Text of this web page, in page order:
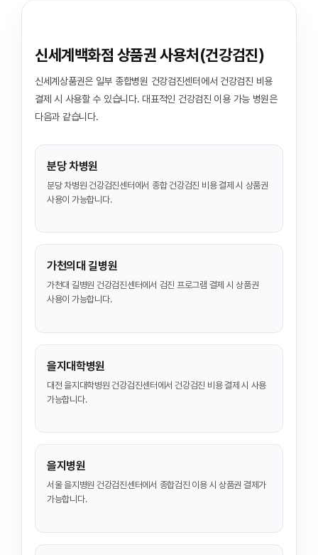
신세계백화점 상품권 사용처(건강검진)
신세계상품권은 일부 종합병원 건강검진센터에서 건강검진 비용
결제 시 사용할 수 있습니다. 대표적인 건강검진 이용 가능 병원은
다음과 같습니다.
분당 차병원
분당 차병원 건강검진센터에서 종합 건강검진 비용 결제 시 상품권
사용이 가능합니다.
가천의대 길병원
가천대 길병원 건강검진센터에서 검진 프로그램 결제 시 상품권
사용이 가능합니다.
을지대학병원
대전 을지대학병원 건강검진센터에서 건강검진 비용 결제 시 사용
가능합니다.
을지병원
서울 을지병원 건강검진센터에서 종합검진 이용 시 상품권 결제가
가능합니다.